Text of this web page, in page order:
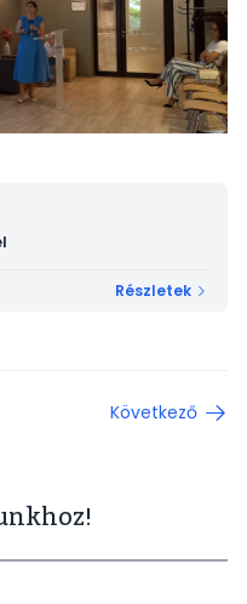
Részletek
Következő